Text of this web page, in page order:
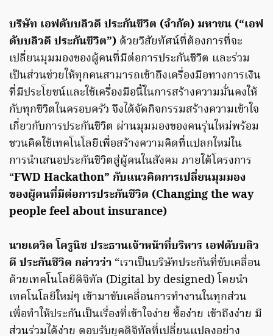
บริษัท เอฟดับบลิวดี ประกันชีวิต (จำกัด) มหาชน (“เอฟ
ดับบลิวดี ประกันชีวิต”) ด้วยวิสัยทัศน์ที่ต้องการที่จะ
เปลี่ยนมุมมองของผู้คนที่มีต่อการประกันชีวิต และร่วม
เป็นส่วนช่วยให้ทุกคนสามารถเข้าถึงเครื่องมือทางการเงิน
ที่มีประโยชน์และใช้เครื่องมือนี้ในการสร้างความมั่นคงให้
กับทุกชีวิตในครอบครัว จึงได้จัดกิจกรรมสร้างความเข้าใจ
เกี่ยวกับการประกันชีวิต ผ่านมุมมองของคนรุ่นใหม่พร้อม
ชวนคิดใช้เทคโนโลยีเพื่อสร้างความคิดที่แปลกใหม่ใน
การนำเสนอประกันชีวิตสู่ผู้คนในสังคม ภายใต้โครงการ
“FWD Hackathon” กับแนวคิดการเปลี่ยนมุมมอง
ของผู้คนที่มีต่อการประกันชีวิต (Changing the way
people feel about insurance)
นายเดวิด โครูนิช ประธานเจ้าหน้าที่บริหาร เอฟดับบลิว
ดี ประกันชีวิต กล่าวว่า “เราเป็นบริษัทประกันที่ขับเคลื่อน
ด้วยเทคโนโลยีดิจิทัล (Digital by designed) โดยนำ
เทคโนโลยีใหม่ๆ เข้ามาขับเคลื่อนการทำงานในทุกส่วน
เพื่อทำให้ประกันเป็นเรื่องที่เข้าใจง่าย ซื้อง่าย เข้าถึงง่าย มี
ส่วนร่วมได้ง่าย ตอบรับยุคดิจิทัลที่เปลี่ยนแปลงอย่าง